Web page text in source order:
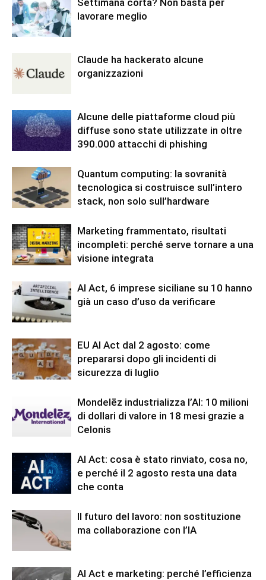
Settimana corta? Non basta per
lavorare meglio
Claude ha hackerato alcune
organizzazioni
Alcune delle piattaforme cloud più
diffuse sono state utilizzate in oltre
390.000 attacchi di phishing
Quantum computing: la sovranità
tecnologica si costruisce sull’intero
stack, non solo sull’hardware
Marketing frammentato, risultati
incompleti: perché serve tornare a una
visione integrata
AI Act, 6 imprese siciliane su 10 hanno
già un caso d’uso da verificare
EU AI Act dal 2 agosto: come
prepararsi dopo gli incidenti di
sicurezza di luglio
Mondelēz industrializza l’AI: 10 milioni
di dollari di valore in 18 mesi grazie a
Celonis
AI Act: cosa è stato rinviato, cosa no,
e perché il 2 agosto resta una data
che conta
Il futuro del lavoro: non sostituzione
ma collaborazione con l’IA
AI Act e marketing: perché l’efficienza